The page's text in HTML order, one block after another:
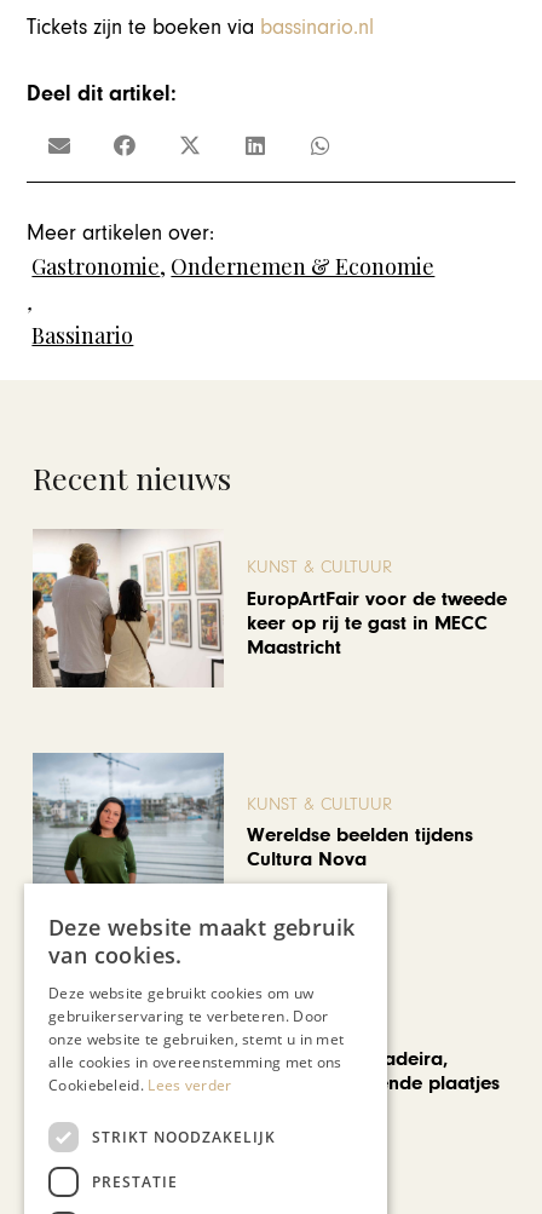
Tickets zijn te boeken via bassinario.nl
Deel dit artikel:
Meer artikelen over:
Gastronomie, Ondernemen & Economie
,
Bassinario
Recent nieuws
KUNST & CULTUUR
EuropArtFair voor de tweede
keer op rij te gast in MECC
Maastricht
KUNST & CULTUUR
Wereldse beelden tijdens
Cultura Nova
REIZEN
Een week op Madeira,
voorbij de bekende plaatjes
Bekijk alle artikelen
Deze website maakt gebruik
van cookies.
Deze website gebruikt cookies om uw
gebruikerservaring te verbeteren. Door
onze website te gebruiken, stemt u in met
alle cookies in overeenstemming met ons
Cookiebeleid. Lees verder
STRIKT NOODZAKELIJK
PRESTATIE